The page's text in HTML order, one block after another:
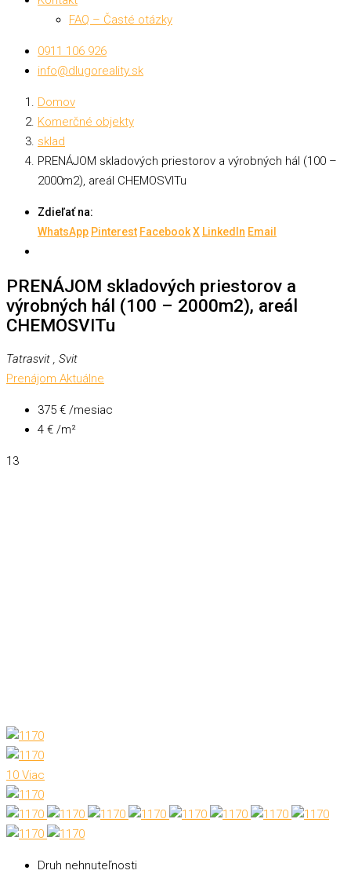
FAQ – Časté otázky
0911 106 926
info@dlugoreality.sk
Domov
Komerčné objekty
sklad
PRENÁJOM skladových priestorov a výrobných hál (100 –
2000m2), areál CHEMOSVITu
Zdieľať na:
WhatsApp Pinterest FacebookX LinkedIn Email
PRENÁJOM skladových priestorov a
výrobných hál (100 – 2000m2), areál
CHEMOSVITu
Tatrasvit , Svit
Prenájom Aktuálne
375 € /mesiac
4 € /m²
13
10 Viac
Druh nehnuteľnosti